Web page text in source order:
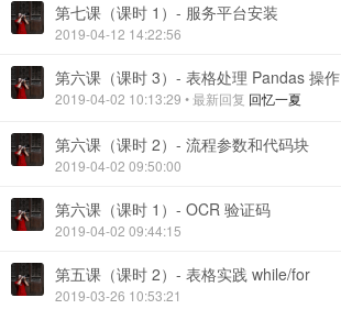
第七课（课时 1）- 服务平台安装
2019-04-12 14:22:56
第六课（课时 3）- 表格处理 Pandas 操作
2019-04-02 10:13:29 • 最新回复 回忆一夏
第六课（课时 2）- 流程参数和代码块
2019-04-02 09:50:00
第六课（课时 1）- OCR 验证码
2019-04-02 09:44:15
第五课（课时 2）- 表格实践 while/for
2019-03-26 10:53:21